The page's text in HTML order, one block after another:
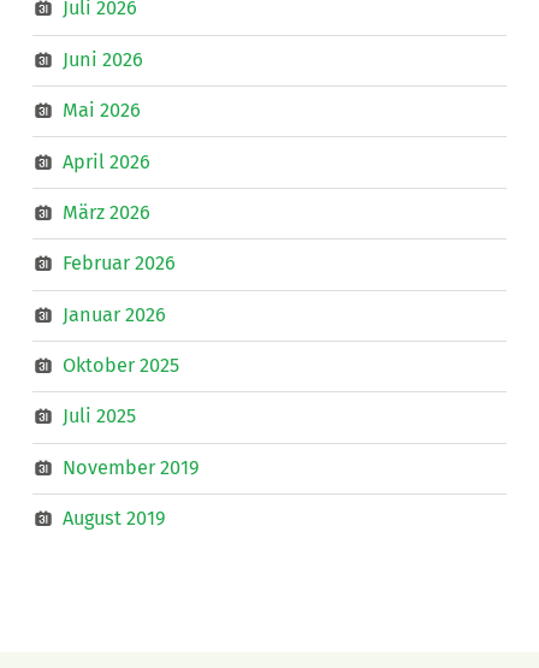
Juli 2026
Juni 2026
Mai 2026
April 2026
März 2026
Februar 2026
Januar 2026
Oktober 2025
Juli 2025
November 2019
August 2019